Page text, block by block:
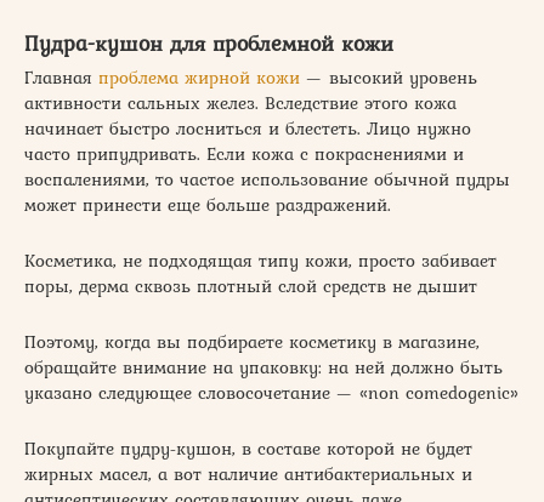
Пудра-кушон для проблемной кожи
Главная проблема жирной кожи — высокий уровень
активности сальных желез. Вследствие этого кожа
начинает быстро лосниться и блестеть. Лицо нужно
часто припудривать. Если кожа с покраснениями и
воспалениями, то частое использование обычной пудры
может принести еще больше раздражений.
Косметика, не подходящая типу кожи, просто забивает
поры, дерма сквозь плотный слой средств не дышит
Поэтому, когда вы подбираете косметику в магазине,
обращайте внимание на упаковку: на ней должно быть
указано следующее словосочетание — «non comedogenic»
Покупайте пудру-кушон, в составе которой не будет
жирных масел, а вот наличие антибактериальных и